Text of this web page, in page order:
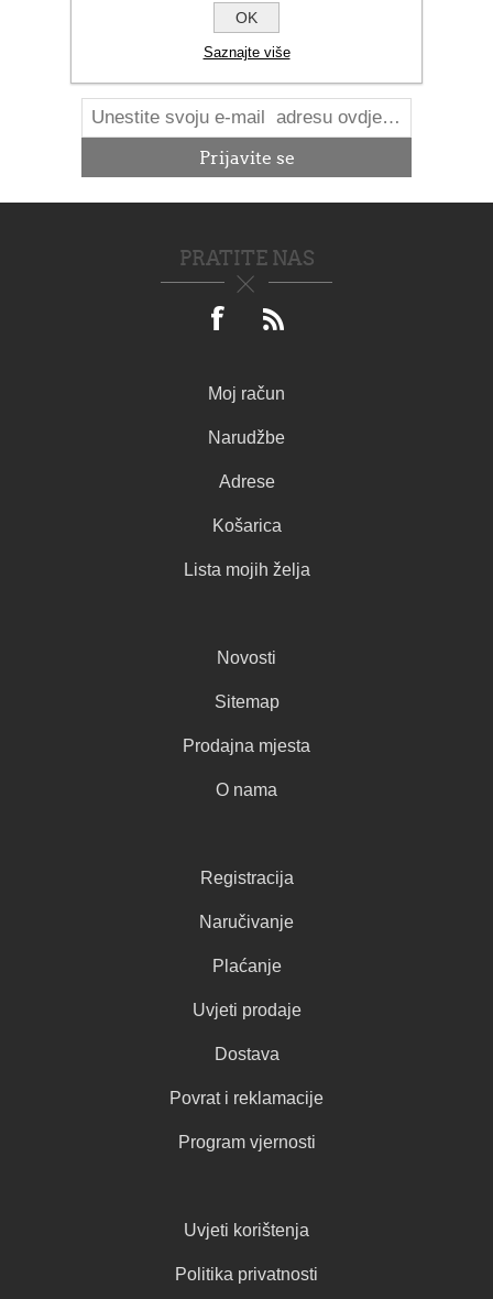
NOVOSTI
PRATITE NAS
Moj račun
Narudžbe
Adrese
Košarica
Lista mojih želja
Novosti
Sitemap
Prodajna mjesta
O nama
Registracija
Naručivanje
Plaćanje
Uvjeti prodaje
Dostava
Povrat i reklamacije
Program vjernosti
Uvjeti korištenja
Politika privatnosti
OK
Saznajte više